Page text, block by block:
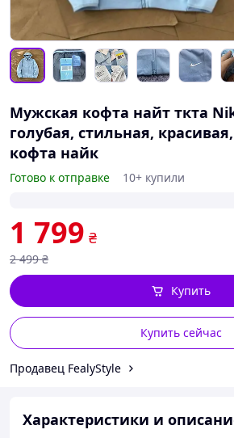
Мужская кофта найт ткта
голубая, стильная,
кофта найк
Готово к отправке 10+ купили
1 799 ₴
2 499 ₴
Купить сейчас
Купить
Продавец FealyStyle
Характеристики и